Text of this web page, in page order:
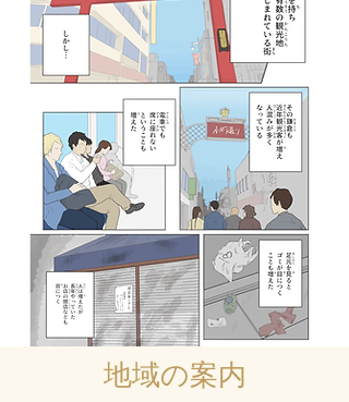
地域の案内